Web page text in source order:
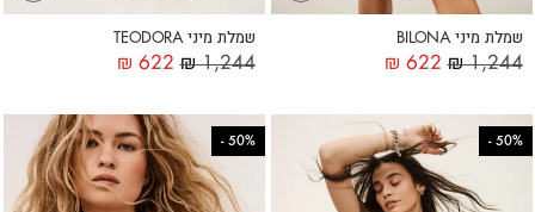
שמלת מיני BILONA
₪1,244
₪ 622
שמלת מיני TEODORA
₪1,244
₪ 622
50%
-
50%
-